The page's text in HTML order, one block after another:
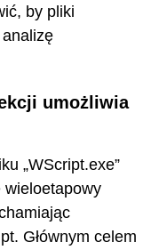
by pliki
umożliwia
„WScript.exe”
wieloetapowy
Głównym celem